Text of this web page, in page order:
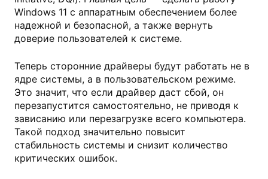
Windows 11 с аппаратным обеспечением более
надежной и безопасной, а также вернуть
доверие пользователей к системе.
Теперь сторонние драйверы будут работать не в
ядре системы, а в пользовательском режиме.
Это значит, что если драйвер даст сбой, он
перезапустится самостоятельно, не приводя к
зависанию или перезагрузке всего компьютера.
Такой подход значительно повысит
стабильность системы и снизит количество
критических ошибок.